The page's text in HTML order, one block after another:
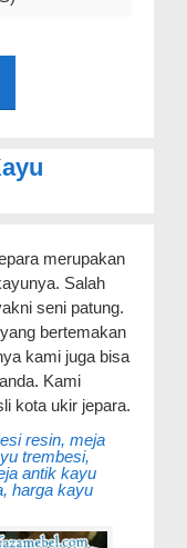
merupakan
Salah
seni patung.
bertemakan
kami juga bisa
Kami
kota ukir jepara.
resin, meja
trembesi,
antik kayu
harga kayu